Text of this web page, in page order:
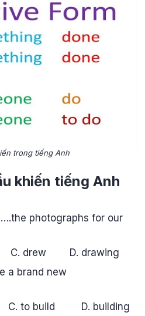
trong tiếng Anh
khiến tiếng Anh
photographs for our
drew D. drawing
a brand new
to build D. building